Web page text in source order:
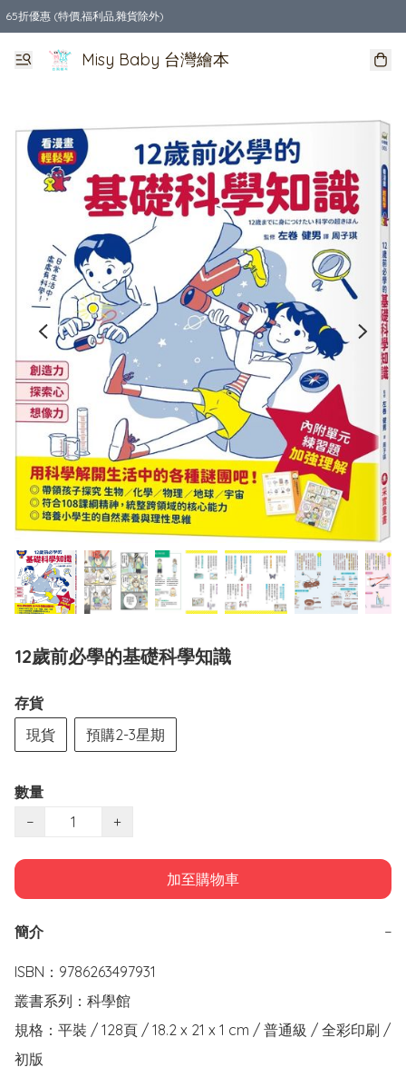
65折優惠 (特價,福利品,雜貨除外)
全店購物滿$550，免運費
Misy Baby 台灣繪本
12歲前必學的基礎科學知識
存貨
現貨
預購2-3星期
數量
−
+
加至購物車
簡介 −
ISBN：9786263497931
叢書系列：科學館
規格：平裝 / 128頁 / 18.2 x 21 x 1 cm / 普通級 / 全彩印刷 /
初版